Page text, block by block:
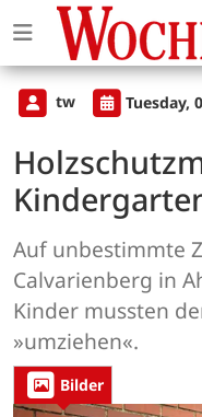
tw Tuesday,
Auf unbestimmte
Calvarienberg in
Kinder mussten
»umziehen«.
Bilder